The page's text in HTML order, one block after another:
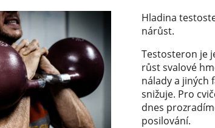
Hladina
nárůst.
Testosteron je
růst svalové
nálady a jiných
snižuje. Pro
dnes
posilování.